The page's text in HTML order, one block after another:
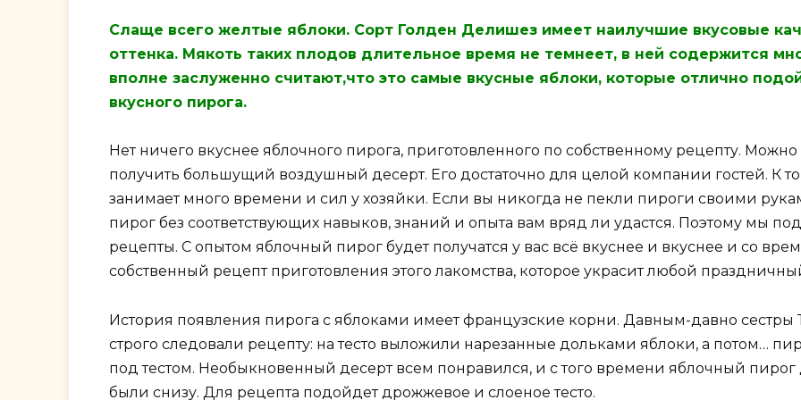
Слаще всего желтые яблоки. Сорт Голден Делишез имеет наилучшие вкусовые
оттенка. Мякоть таких плодов длительное время не темнеет, в ней содержится
вполне заслуженно считают,что это самые вкусные яблоки, которые отлично
вкусного пирога.
Нет ничего вкуснее яблочного пирога, приготовленного по собственному рецепту. Можно
получить большущий воздушный десерт. Его достаточно для целой компании гостей. К
занимает много времени и сил у хозяйки. Если вы никогда не пекли пироги своими
пирог без соответствующих навыков, знаний и опыта вам вряд ли удастся. Поэтому мы
рецепты. С опытом яблочный пирог будет получатся у вас всё вкуснее и вкуснее и со
собственный рецепт приготовления этого лакомства, которое украсит любой
История появления пирога с яблоками имеет французские корни. Давным-давно сестры
строго следовали рецепту: на тесто выложили нарезанные дольками яблоки, а потом…
под тестом. Необыкновенный десерт всем понравился, и с того времени яблочный пирог
были снизу. Для рецепта подойдет дрожжевое и слоеное тесто.